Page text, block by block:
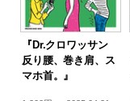
『Dr.クロワッサン
反り腰、巻き肩、ス
マホ首。』